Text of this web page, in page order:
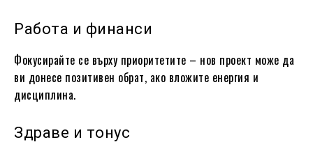
Работа и финанси
Фокусирайте се върху приоритетите – нов проект може да
ви донесе позитивен обрат, ако вложите енергия и
дисциплина.
Здраве и тонус